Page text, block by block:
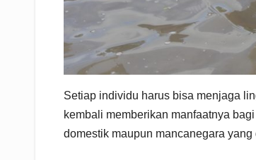
Setiap individu harus bisa menjaga
kembali memberikan manfaatnya
domestik maupun mancanegara